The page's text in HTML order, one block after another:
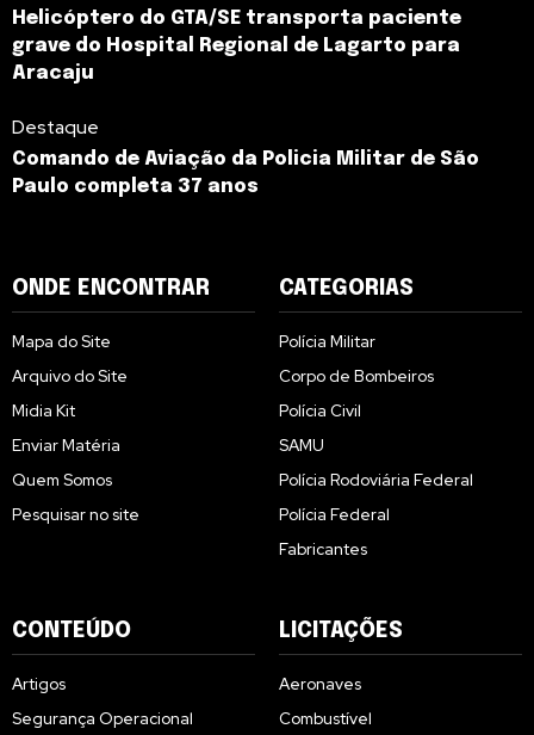
Helicóptero do GTA/SE transporta paciente
grave do Hospital Regional de Lagarto para
Aracaju
Destaque
Comando de Aviação da Policia Militar de São
Paulo completa 37 anos
ONDE ENCONTRAR
Mapa do Site
Arquivo do Site
Midia Kit
Enviar Matéria
Quem Somos
Pesquisar no site
CATEGORIAS
Polícia Militar
Corpo de Bombeiros
Polícia Civil
SAMU
Polícia Rodoviária Federal
Polícia Federal
Fabricantes
CONTEÚDO
Artigos
Segurança Operacional
LICITAÇÕES
Aeronaves
Combustível